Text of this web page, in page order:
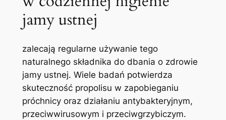
jamy ustnej
zalecają regularne używanie tego
naturalnego składnika do dbania o zdrowie
jamy ustnej. Wiele badań potwierdza
skuteczność propolisu⁢ w zapobieganiu
próchnicy oraz działaniu antybakteryjnym,
przeciwwirusowym i ⁤przeciwgrzybiczym.